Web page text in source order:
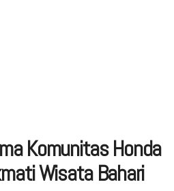
Komunitas Honda
Wisata Bahari